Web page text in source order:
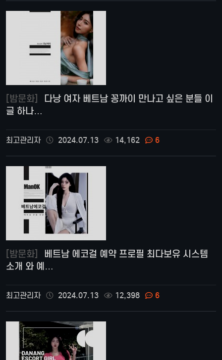
[밤문화]
글 하나…
최고관리자 2024.07.13 14,162 6
[밤문화]
소개 와 예…
최고관리자 2024.07.13 12,398 6